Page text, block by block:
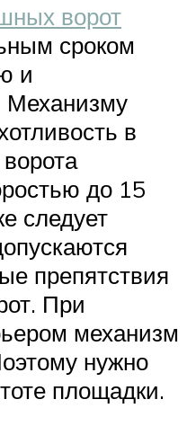
ворот
сроком
и
Механизму
в
до 15
следует
препятствия
При
механизм
нужно
площадки.